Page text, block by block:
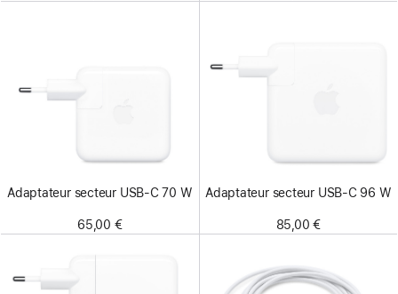
Adaptateur secteur USB‑C 70 W
65,00 €
Adaptateur secteur USB‑C 96 W
85,00 €